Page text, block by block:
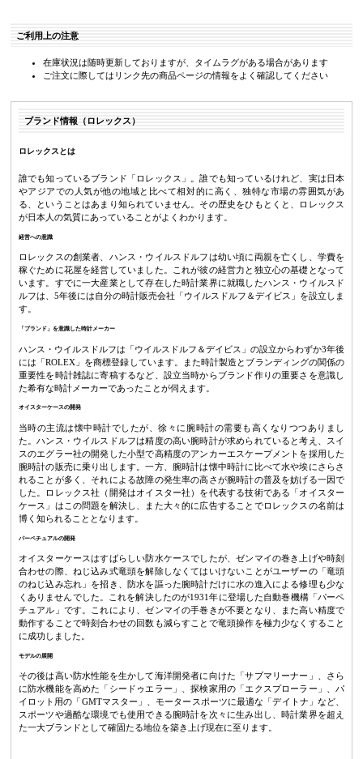
ご利用上の注意
在庫状況は随時更新しておりますが、タイムラグがある場合があります
ご注文に際してはリンク先の商品ページの情報をよく確認してください
ブランド情報（ロレックス）
ロレックスとは
誰でも知っているブランド「ロレックス」。誰でも知っているけれど、実は日本
やアジアでの人気が他の地域と比べて相対的に高く、独特な市場の雰囲気があ
る、ということはあまり知られていません。その歴史をひもとくと、ロレックス
が日本人の気質にあっていることがよくわかります。
経営への意識
ロレックスの創業者、ハンス・ウイルスドルフは幼い頃に両親を亡くし、学費を
稼ぐために花屋を経営していました。これが彼の経営力と独立心の基礎となって
います。すでに一大産業として存在した時計業界に就職したハンス・ウイルスド
ルフは、5年後には自分の時計販売会社「ウイルスドルフ＆デイビス」を設立しま
す。
「ブランド」を意識した時計メーカー
ハンス・ウイルスドルフは「ウイルスドルフ＆デイビス」の設立からわずか3年後
には「ROLEX」を商標登録しています。また時計製造とブランディングの関係の
重要性を時計雑誌に寄稿するなど、設立当時からブランド作りの重要さを意識し
た希有な時計メーカーであったことが伺えます。
オイスターケースの開発
当時の主流は懐中時計でしたが、徐々に腕時計の需要も高くなりつつありまし
た。ハンス・ウイルスドルフは精度の高い腕時計が求められていると考え、スイ
スのエグラー社の開発した小型で高精度のアンカーエスケープメントを採用した
腕時計の販売に乗り出します。一方、腕時計は懐中時計に比べて水や埃にさらさ
れることが多く、それによる故障の発生率の高さが腕時計の普及を妨げる一因で
した。ロレックス社（開発はオイスター社）を代表する技術である「オイスター
ケース」はこの問題を解決し、また大々的に広告することでロレックスの名前は
博く知られることとなります。
パーペチュアルの開発
オイスターケースはすばらしい防水ケースでしたが、ゼンマイの巻き上げや時刻
合わせの際、ねじ込み式竜頭を解除しなくてはいけないことがユーザーの「竜頭
のねじ込み忘れ」を招き、防水を謳った腕時計だけに水の進入による修理も少な
くありませんでした。これを解決したのが1931年に登場した自動巻機構「パーペ
チュアル」です。これにより、ゼンマイの手巻きが不要となり、また高い精度で
動作することで時刻合わせの回数も減らすことで竜頭操作を極力少なくすること
に成功しました。
モデルの展開
その後は高い防水性能を生かして海洋開発者に向けた「サブマリーナー」、さら
に防水機能を高めた「シードゥエラー」、探検家用の「エクスプローラー」、パ
イロット用の「GMTマスター」、モータースポーツに最適な「デイトナ」など、
スポーツや過酷な環境でも使用できる腕時計を次々に生み出し、時計業界を超え
た一大ブランドとして確固たる地位を築き上げ現在に至ります。